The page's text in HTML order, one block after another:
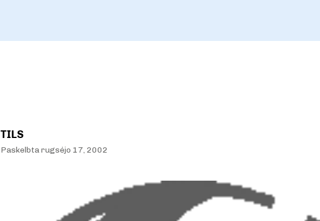
TILS
Paskelbta rugsėjo 17, 2002